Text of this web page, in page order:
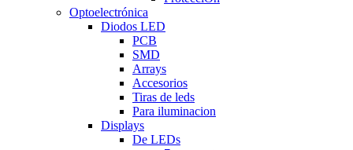
Optoelectrónica
Diodos LED
PCB
SMD
Arrays
Accesorios
Tiras de leds
Para iluminacion
Displays
De LEDs